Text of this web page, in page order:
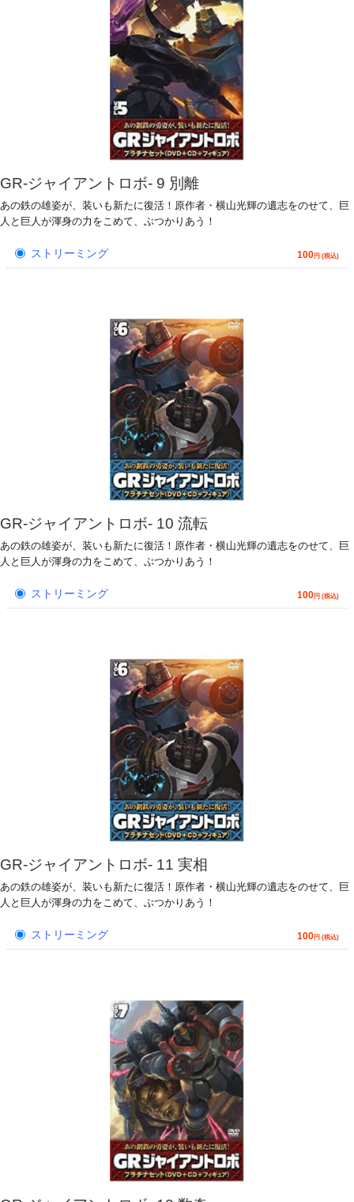
GR-ジャイアントロボ- 9 別離
あの鉄の雄姿が、装いも新たに復活！原作者・横山光輝の遺志をのせて、巨
人と巨人が渾身の力をこめて、ぶつかりあう！
ストリーミング 100円 (税込)
GR-ジャイアントロボ- 10 流転
あの鉄の雄姿が、装いも新たに復活！原作者・横山光輝の遺志をのせて、巨
人と巨人が渾身の力をこめて、ぶつかりあう！
ストリーミング 100円 (税込)
GR-ジャイアントロボ- 11 実相
あの鉄の雄姿が、装いも新たに復活！原作者・横山光輝の遺志をのせて、巨
人と巨人が渾身の力をこめて、ぶつかりあう！
ストリーミング 100円 (税込)